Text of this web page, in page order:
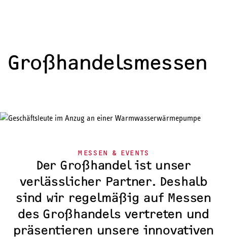
Großhandels­messen
MESSEN & EVENTS
Der Großhandel ist unser
verlässlicher Partner. Deshalb
sind wir regelmäßig auf Messen
des Großhandels vertreten und
präsentieren unsere innovativen